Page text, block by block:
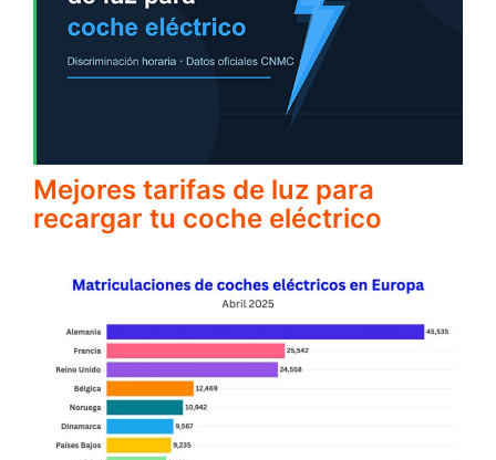
Mejores tarifas de luz para
recargar tu coche eléctrico